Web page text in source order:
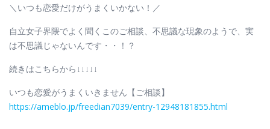
＼いつも恋愛だけがうまくいかない！／
自立女子界隈でよく聞くこのご相談、不思議な現象のようで、実
は不思議じゃないんです・・！？
続きはこちらから↓↓↓↓↓
いつも恋愛がうまくいきません【ご相談】
https://ameblo.jp/freedian7039/entry-12948181855.html